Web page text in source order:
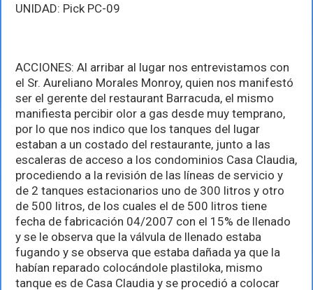
UNIDAD: Pick PC-09
ACCIONES: Al arribar al lugar nos entrevistamos con
el Sr. Aureliano Morales Monroy, quien nos manifestó
ser el gerente del restaurant Barracuda, el mismo
manifiesta percibir olor a gas desde muy temprano,
por lo que nos indico que los tanques del lugar
estaban a un costado del restaurante, junto a las
escaleras de acceso a los condominios Casa Claudia,
procediendo a la revisión de las líneas de servicio y
de 2 tanques estacionarios uno de 300 litros y otro
de 500 litros, de los cuales el de 500 litros tiene
fecha de fabricación 04/2007 con el 15% de llenado
y se le observa que la válvula de llenado estaba
fugando y se observa que estaba dañada ya que la
habían reparado colocándole plastiloka, mismo
tanque es de Casa Claudia y se procedió a colocar